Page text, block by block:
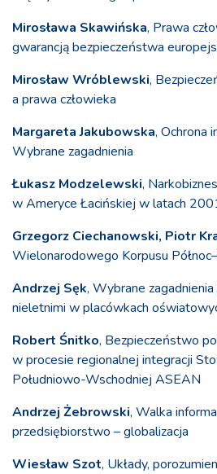
Mirosława Skawińska, Prawa
gwarancją bezpieczeństwa
Mirosław Wróblewski,
a prawa człowieka
Margareta Jakubowska, Ochrona
Wybrane zagadnienia
Łukasz Modzelewski,
w Ameryce Łacińskiej w latach
Grzegorz Ciechanowski, Piotr
Wielonarodowego Korpusu
Andrzej Sęk, Wybrane
nieletnimi w placówkach
Robert Śnitko, Bezpieczeństwo
w procesie regionalnej integracji
Południowo-Wschodniej ASEAN
Andrzej Żebrowski, Walka
przedsiębiorstwo – globalizacja
Wiesław Szot, Układy,